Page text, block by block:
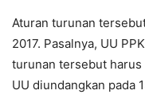
Aturan turunan
2017. Pasalnya, UU
turunan tersebut harus
UU diundangkan pada